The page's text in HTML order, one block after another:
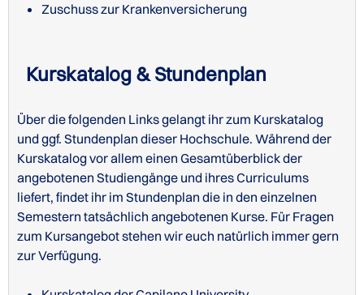
Zuschuss zur Krankenversicherung
Kurskatalog & Stundenplan
Über die folgenden Links gelangt ihr zum Kurskatalog
und ggf. Stundenplan dieser Hochschule. Während der
Kurskatalog vor allem einen Gesamtüberblick der
angebotenen Studiengänge und ihres Curriculums
liefert, findet ihr im Stundenplan die in den einzelnen
Semestern tatsächlich angebotenen Kurse. Für Fragen
zum Kursangebot stehen wir euch natürlich immer gern
zur Verfügung.